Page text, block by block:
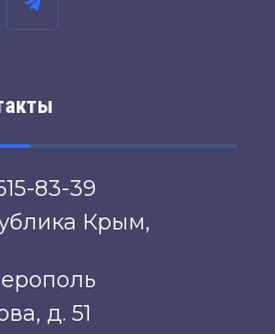
83-39
Крым,
д. 51